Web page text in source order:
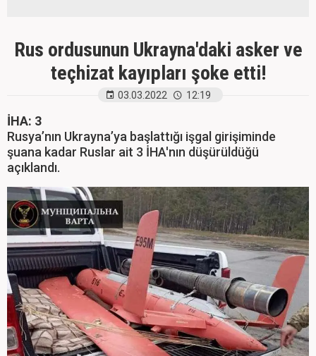
Rus ordusunun Ukrayna'daki asker ve
teçhizat kayıpları şoke etti!
03.03.2022 12:19
İHA: 3
Rusya’nın Ukrayna’ya başlattığı işgal girişiminde
şuana kadar Ruslar ait 3 İHA'nın düşürüldüğü
açıklandı.